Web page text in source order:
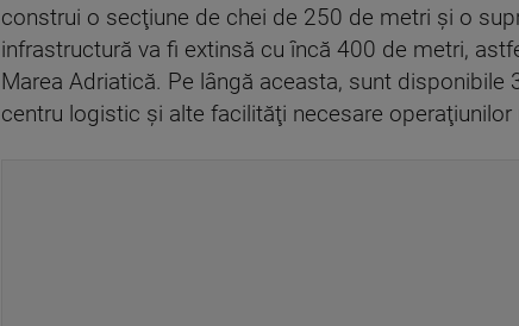
construi o secţiune de chei de 250 de metri şi o
infrastructură va fi extinsă cu încă 400 de metri,
Marea Adriatică. Pe lângă aceasta, sunt
centru logistic şi alte facilităţi necesare operaţiunilor